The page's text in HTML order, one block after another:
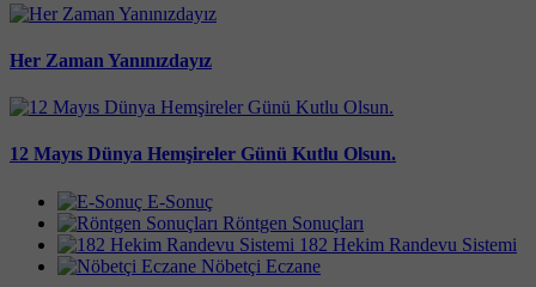
Her Zaman Yanınızdayız
12 Mayıs Dünya Hemşireler Günü Kutlu Olsun.
E-Sonuç
Röntgen Sonuçları
182 Hekim Randevu Sistemi
Nöbetçi Eczane